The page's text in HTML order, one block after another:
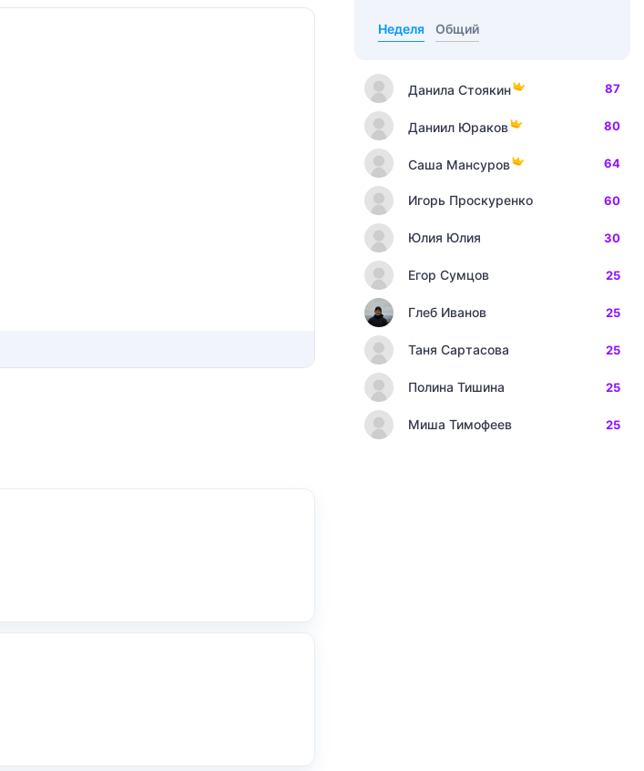
Неделя Общий
Данила Стоякин 87
Даниил Юраков 80
Саша Мансуров 64
Игорь Проскуренко 60
Юлия Юлия 30
Егор Сумцов 25
Глеб Иванов 25
Таня Сартасова 25
Полина Тишина 25
Миша Тимофеев 25